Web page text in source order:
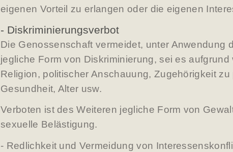
eigenen Vorteil zu erlangen oder die eigenen
- Diskriminierungsverbot
Die Genossenschaft vermeidet, unter Anwendung
jegliche Form von Diskriminierung, sei es
Religion, politischer Anschauung, Zugehörigkeit
Gesundheit, Alter usw.
Verboten ist des Weiteren jegliche Form von
sexuelle Belästigung.
- Redlichkeit und Vermeidung von